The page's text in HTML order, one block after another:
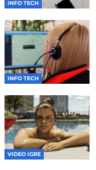
INFO TECH
INFO TECH
VIDEO IGRE